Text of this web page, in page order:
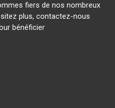
fiers de nos nombreux
plus, contactez-nous
bénéficier